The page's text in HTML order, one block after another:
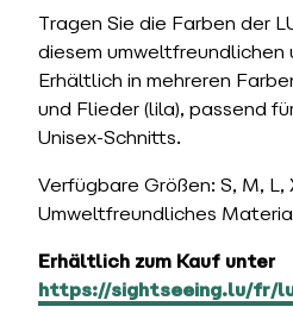
Tragen Sie die Farben der
diesem umweltfreundlichen
Erhältlich in mehreren
und Flieder (lila), passend
Unisex-Schnitts.
Verfügbare Größen: S, M, L,
Umweltfreundliches
Erhältlich zum Kauf unter
https://sightseeing.lu/fr/